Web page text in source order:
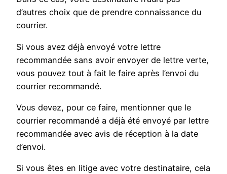
d’autres choix que de prendre connaissance du
courrier.
Si vous avez déjà envoyé votre lettre
recommandée sans avoir envoyer de lettre verte,
vous pouvez tout à fait le faire après l’envoi du
courrier recommandé.
Vous devez, pour ce faire, mentionner que le
courrier recommandé a déjà été envoyé par lettre
recommandée avec avis de réception à la date
d’envoi.
Si vous êtes en litige avec votre destinataire, cela